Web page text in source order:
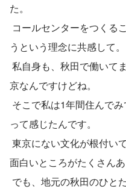
た。
うという理念に共感して。
京なんですけどね。
って感じたんです。
面白いところがたくさんあ